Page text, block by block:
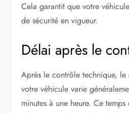
Cela garantit que votre
de sécurité en vigueur.
Délai après le
Après le contrôle technique,
votre véhicule varie
minutes à une heure. Ce